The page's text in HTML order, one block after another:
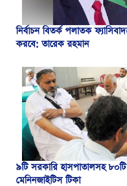
নির্বাচন বিতর্ক পলাতক
করবে: তারেক রহমান
৯টি সরকারি হাসপাতালসহ ৮০টি
মেনিনজাইটিস টিকা